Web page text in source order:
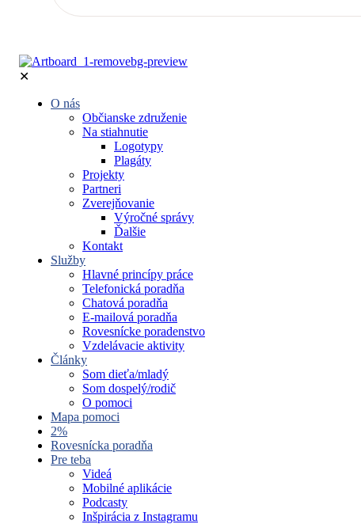
✕
O nás
Občianske združenie
Na stiahnutie
Logotypy
Plagáty
Projekty
Partneri
Zverejňovanie
Výročné správy
Ďalšie
Kontakt
Služby
Hlavné princípy práce
Telefonická poradňa
Chatová poradňa
E-mailová poradňa
Rovesnícke poradenstvo
Vzdelávacie aktivity
Články
Som dieťa/mladý
Som dospelý/rodič
O pomoci
Mapa pomoci
2%
Rovesnícka poradňa
Pre teba
Videá
Mobilné aplikácie
Podcasty
Inšpirácia z Instagramu